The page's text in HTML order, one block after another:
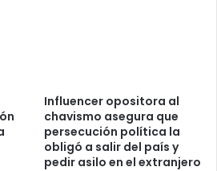
Influencer opositora al
chavismo asegura que
persecución política la
obligó a salir del país y
pedir asilo en el extranjero